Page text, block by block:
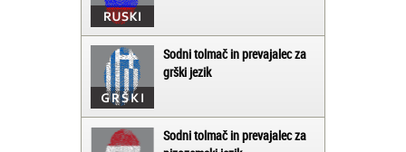
Sodni tolmač in prevajalec za
grški jezik
Sodni tolmač in prevajalec za